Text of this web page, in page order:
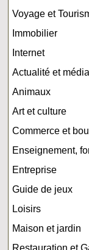
Voyage et
Immobilier
Internet
Actualité et média
Animaux
Art et culture
Commerce et
Enseignement,
Entreprise
Guide de jeux
Loisirs
Maison et jardin
Restauration et